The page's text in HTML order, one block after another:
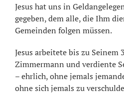
Jesus hat uns in
gegeben, dem alle, die Ihm
Gemeinden folgen müssen.
Jesus arbeitete bis zu Seinem
Zimmermann und verdiente
– ehrlich, ohne jemals
ohne sich jemals zu